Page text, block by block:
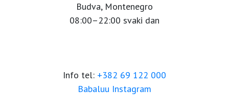
Budva, Montenegro
08:00–22:00 svaki dan
Info tel: +382 69 122 000
Babaluu Instagram